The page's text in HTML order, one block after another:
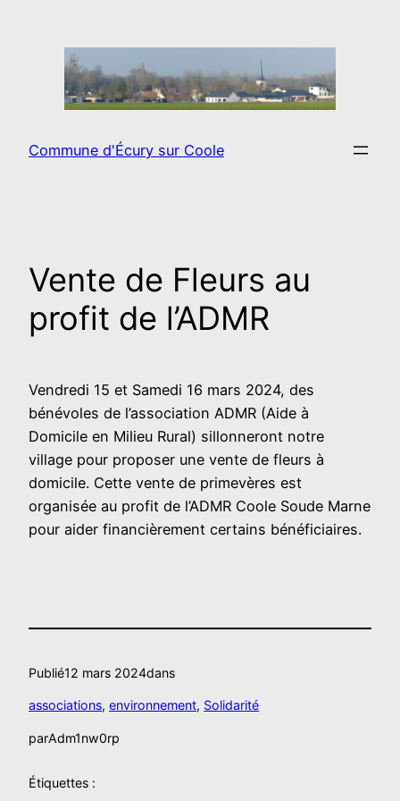
Commune d'Écury sur Coole
Vente de Fleurs au
profit de l’ADMR
Vendredi 15 et Samedi 16 mars 2024, des
bénévoles de l’association ADMR (Aide à
Domicile en Milieu Rural) sillonneront notre
village pour proposer une vente de fleurs à
domicile. Cette vente de primevères est
organisée au profit de l’ADMR Coole Soude Marne
pour aider financièrement certains bénéficiaires.
Publié12 mars 2024dans
associations, environnement, Solidarité
parAdm1nw0rp
Étiquettes :